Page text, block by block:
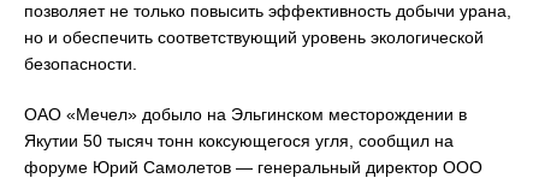
позволяет не только повысить эффективность добычи урана,
но и обеспечить соответствующий уровень экологической
безопасности.
ОАО «Мечел» добыло на Эльгинском месторождении в
Якутии 50 тысяч тонн коксующегося угля, сообщил на
форуме Юрий Самолетов — генеральный директор ООО